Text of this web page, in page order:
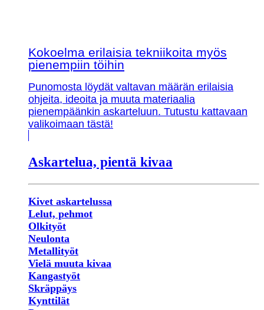
Kokoelma erilaisia tekniikoita myös
pienempiin töihin
Punomosta löydät valtavan määrän erilaisia
ohjeita, ideoita ja muuta materiaalia
pienempäänkin askarteluun. Tutustu kattavaan
valikoimaan tästä!
Askartelua, pientä kivaa
Kivet askartelussa
Lelut, pehmot
Olkityöt
Neulonta
Metallityöt
Vielä muuta kivaa
Kangastyöt
Skräppäys
Kynttilät